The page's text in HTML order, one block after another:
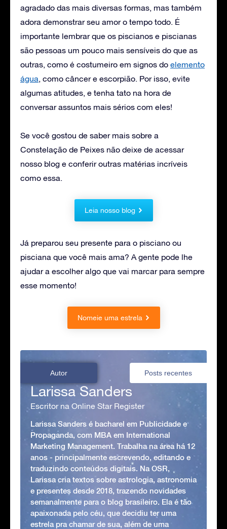
agradado das mais diversas formas, mas também
adora demonstrar seu amor o tempo todo. É
importante lembrar que os piscianos e piscianas
são pessoas um pouco mais sensíveis do que as
outras, como é costumeiro em signos do elemento
água, como câncer e escorpião. Por isso, evite
algumas atitudes, e tenha tato na hora de
conversar assuntos mais sérios com eles!
Se você gostou de saber mais sobre a
Constelação de Peixes não deixe de acessar
nosso blog e conferir outras matérias incríveis
como essa.
Leia nosso blog
Já preparou seu presente para o pisciano ou
pisciana que você mais ama? A gente pode lhe
ajudar a escolher algo que vai marcar para sempre
esse momento!
Nomeie uma estrela
Autor Posts recentes
Larissa Sanders
Escritor na Online Star Register
Larissa Sanders é bacharel em Publicidade e
Propaganda, com MBA em International
Marketing Management. Trabalha na área há 12
anos - principalmente escrevendo, editando e
traduzindo conteúdos digitais. Na OSR,
Larissa cria textos sobre astrologia, astronomia
e presentes desde 2018, trazendo novidades
semanalmente para o blog brasileiro. Ela é tão
apaixonada pelo céu, que decidiu ter uma
estrela pra chamar de sua, além de uma